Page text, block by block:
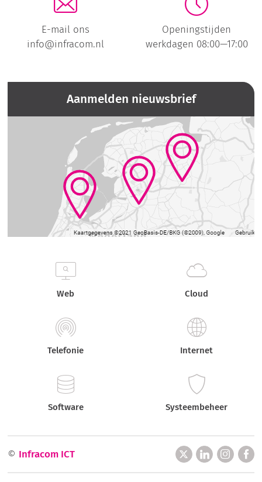
E-mail ons
info@infracom.nl
Openingstijden
werkdagen 08:00—17:00
Aanmelden nieuwsbrief
Web Cloud
Telefonie Internet
Software Systeembeheer
© Infracom ICT